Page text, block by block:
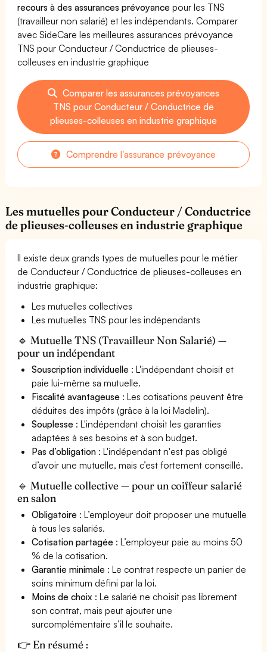
recours à des assurances prévoyance pour les TNS
(travailleur non salarié) et les indépendants. Comparer
avec SideCare les meilleures assurances prévoyance
TNS pour Conducteur / Conductrice de plieuses-
colleuses en industrie graphique
Comparer les assurances prévoyances
TNS pour Conducteur / Conductrice de
plieuses-colleuses en industrie graphique
Comprendre l'assurance prévoyance
Les mutuelles pour Conducteur / Conductrice
de plieuses-colleuses en industrie graphique
Il existe deux grands types de mutuelles pour le métier
de Conducteur / Conductrice de plieuses-colleuses en
industrie graphique:
Les mutuelles collectives
Les mutuelles TNS pour les indépendants
🔹 Mutuelle TNS (Travailleur Non Salarié) —
pour un indépendant
Souscription individuelle : L'indépendant choisit et
paie lui-même sa mutuelle.
Fiscalité avantageuse : Les cotisations peuvent être
déduites des impôts (grâce à la loi Madelin).
Souplesse : L'indépendant choisit les garanties
adaptées à ses besoins et à son budget.
Pas d’obligation : L'indépendant n'est pas obligé
d’avoir une mutuelle, mais c’est fortement conseillé.
🔹 Mutuelle collective — pour un coiffeur salarié
en salon
Obligatoire : L’employeur doit proposer une mutuelle
à tous les salariés.
Cotisation partagée : L’employeur paie au moins 50
% de la cotisation.
Garantie minimale : Le contrat respecte un panier de
soins minimum défini par la loi.
Moins de choix : Le salarié ne choisit pas librement
son contrat, mais peut ajouter une
surcomplémentaire s’il le souhaite.
👉 En résumé :